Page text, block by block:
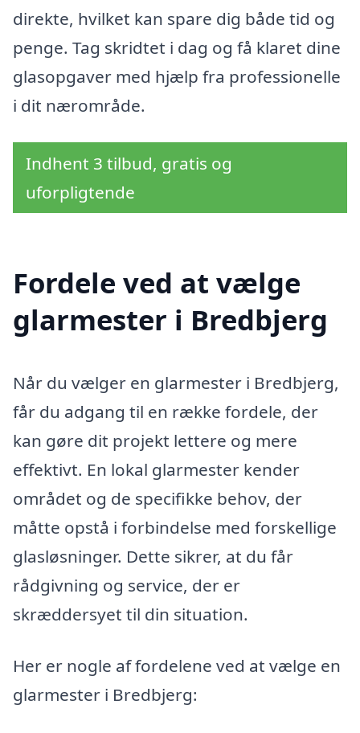
direkte, hvilket kan spare dig både tid og
penge. Tag skridtet i dag og få klaret dine
glasopgaver med hjælp fra professionelle
i dit nærområde.
Indhent 3 tilbud, gratis og
uforpligtende
Fordele ved at vælge
glarmester i Bredbjerg
Når du vælger en glarmester i Bredbjerg,
får du adgang til en række fordele, der
kan gøre dit projekt lettere og mere
effektivt. En lokal glarmester kender
området og de specifikke behov, der
måtte opstå i forbindelse med forskellige
glasløsninger. Dette sikrer, at du får
rådgivning og service, der er
skræddersyet til din situation.
Her er nogle af fordelene ved at vælge en
glarmester i Bredbjerg: